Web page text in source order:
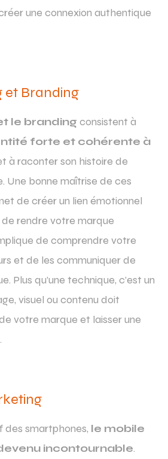
une connexion authentique
et Branding
le branding consistent à
forte et cohérente à
à raconter son histoire de
Une bonne maîtrise de ces
de créer un lien émotionnel
rendre votre marque
de comprendre votre
et de les communiquer de
Plus qu’une technique, c’est un
visuel ou contenu doit
votre marque et laisser une
des smartphones, le mobile
incontournable.